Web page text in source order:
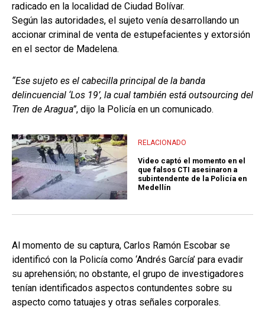
radicado en la localidad de Ciudad Bolívar.
Según las autoridades, el sujeto venía desarrollando un
accionar criminal de venta de estupefacientes y extorsión
en el sector de Madelena.
“Ese sujeto es el cabecilla principal de la banda
delincuencial ‘Los 19’, la cual también está outsourcing del
Tren de Aragua”, dijo la Policía en un comunicado.
RELACIONADO
Video captó el momento en el
que falsos CTI asesinaron a
subintendente de la Policía en
Medellín
Al momento de su captura, Carlos Ramón Escobar se
identificó con la Policía como ‘Andrés García’ para evadir
su aprehensión; no obstante, el grupo de investigadores
tenían identificados aspectos contundentes sobre su
aspecto como tatuajes y otras señales corporales.